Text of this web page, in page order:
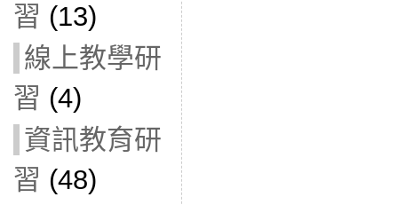
習 (13)
線上教學研
習 (4)
資訊教育研
習 (48)